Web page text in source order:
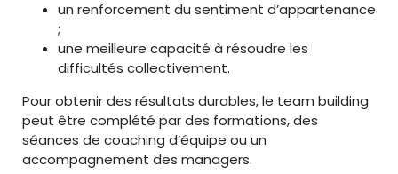
un renforcement du sentiment d’appartenance
;
une meilleure capacité à résoudre les
difficultés collectivement.
Pour obtenir des résultats durables, le team building
peut être complété par des formations, des
séances de coaching d’équipe ou un
accompagnement des managers.